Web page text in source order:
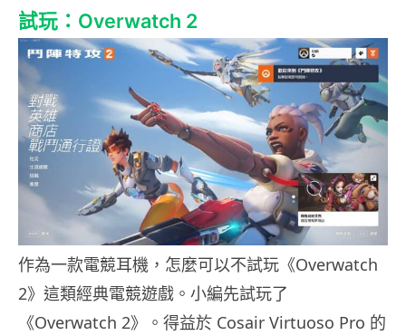
試玩：Overwatch 2
作為一款電競耳機，怎麼可以不試玩《Overwatch
2》這類經典電競遊戲。小編先試玩了
《Overwatch 2》。得益於 Cosair Virtuoso Pro 的